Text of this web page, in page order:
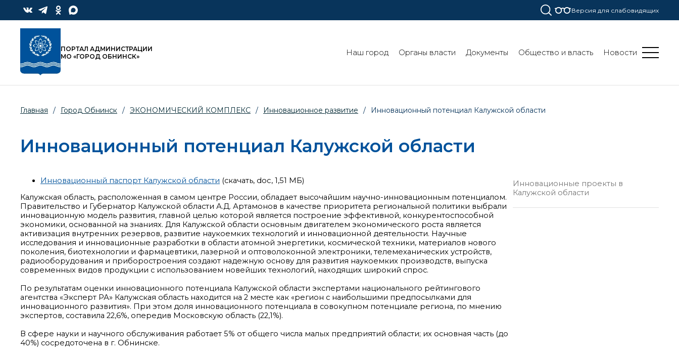
Версия для слабовидящих
ПОРТАЛ АДМИНИСТРАЦИИ
МО «ГОРОД ОБНИНСК»
Наш город Органы власти Документы Общество и власть Новости
Главная / Город Обнинск / ЭКОНОМИЧЕСКИЙ КОМПЛЕКС / Инновационное развитие / Инновационный потенциал Калужской области
Инновационный потенциал Калужской области
Инновационный паспорт Калужской области (скачать, doc, 1,51 МБ)
Калужская область, расположенная в самом центре России, обладает высочайшим научно-инновационным потенциалом.
Правительство и Губернатор Калужской области А.Д. Артамонов в качестве приоритета региональной политики выбрали
инновационную модель развития, главной целью которой является построение эффективной, конкурентоспособной
экономики, основанной на знаниях. Для Калужской области основным двигателем экономического роста является
активизация внутренних резервов, развитие наукоемких технологий и инновационной деятельности. Научные
исследования и инновационные разработки в области атомной энергетики, космической техники, материалов нового
поколения, биотехнологии и фармацевтики, лазерной и оптоволоконной электроники, телемеханических устройств,
радиооборудования и приборостроения создают надежную основу для развития наукоемких производств, выпуска
современных видов продукции с использованием новейших технологий, находящих широкий спрос.
По результатам оценки инновационного потенциала Калужской области экспертами национального рейтингового
агентства «Эксперт РА» Калужская область находится на 2 месте как «регион с наибольшими предпосылками для
инновационного развития». При этом доля инновационного потенциала в совокупном потенциале региона, по мнению
экспертов, составила 22,6%, опередив Московскую область (22,1%).
В сфере науки и научного обслуживания работает 5% от общего числа малых предприятий области; их основная часть (до
40%) сосредоточена в г. Обнинске.
Инновационные проекты в
Калужской области